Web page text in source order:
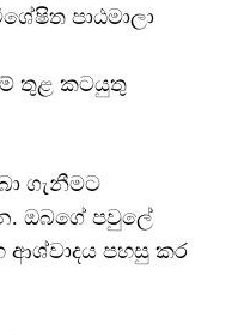
පාඨමාලා
තුළ කටයුතු
ගැනීමට
ඔබගේ පවුලේ
ආශ්වාදය පහසු කර